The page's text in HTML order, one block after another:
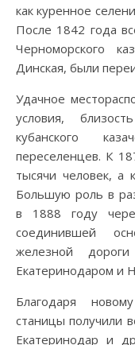
как куренное
После 1842 года
Черноморского
Динская, были
Удачное
условия,
кубанского
переселенцев. К
тысячи человек, а
Большую роль в
в 1888 году
соединившей
железной
Екатеринодаром и
Благодаря
станицы получили
Екатеринодар и